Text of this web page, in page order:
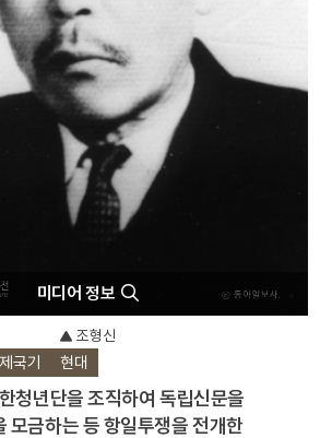
국기 현대
청년단을 조직하여 독립신문을
모금하는 등 항일투쟁을 전개한
미디어 정보
조형신